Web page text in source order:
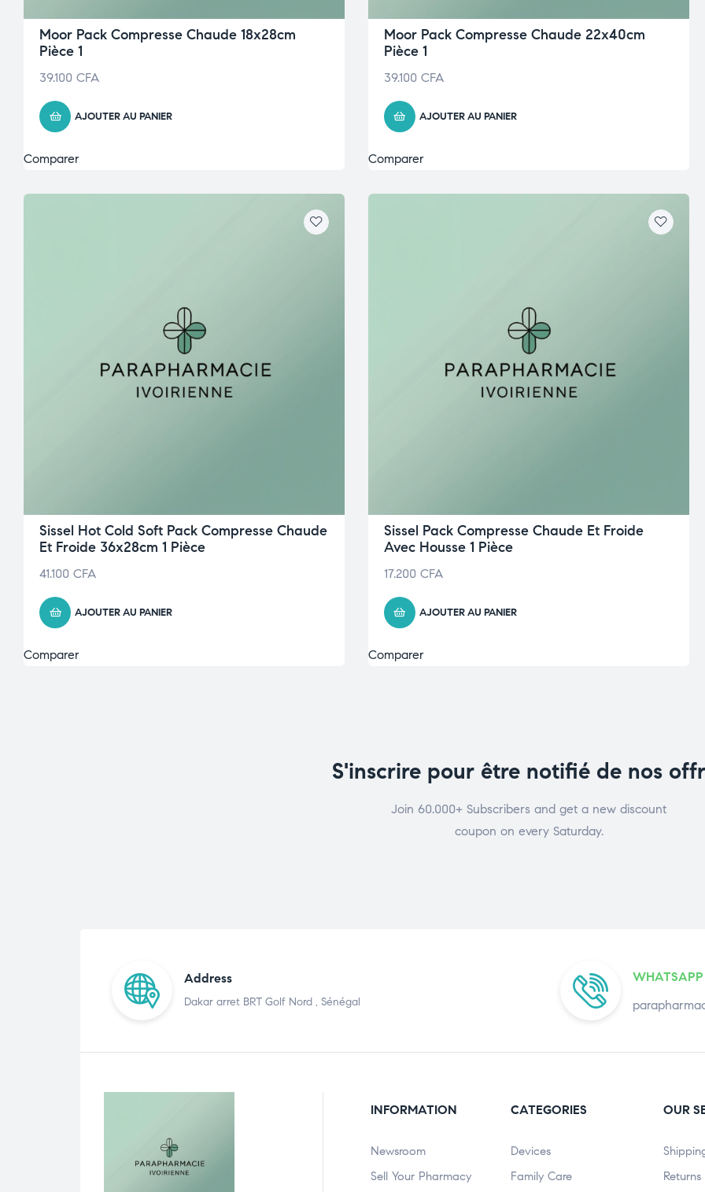
Moor Pack Compresse Chaude 18x28cm
Pièce 1
39.100 CFA
AJOUTER AU PANIER
Comparer
Moor Pack Compresse Chaude 22x40cm
Pièce 1
39.100 CFA
AJOUTER AU PANIER
Comparer
Sissel Hot Cold Soft Pack Compresse Chaude
Et Froide 36x28cm 1 Pièce
41.100 CFA
AJOUTER AU PANIER
Comparer
Sissel Pack Compresse Chaude Et Froide
Avec Housse 1 Pièce
17.200 CFA
AJOUTER AU PANIER
Comparer
S'inscrire pour être notifié de nos
Join 60.000+ Subscribers and get a new discount
coupon on every Saturday.
Address
Dakar arret BRT Golf Nord , Sénégal
WHATSAPP
INFORMATION
Newsroom
Sell Your Pharmacy
CATEGORIES
Devices
Family Care
OUR
Returns